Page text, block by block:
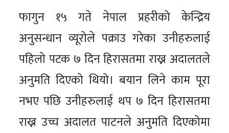
फागुन १५ गते नेपाल प्रहरीको केन्द्रिय
अनुसन्धान व्यूरोले पक्राउ गरेका उनीहरुलाई
पहिलो पटक ७ दिन हिरासतमा राख्न अदालतले
अनुमति दिएको थियो। बयान लिने काम पूरा
नभए पछि उनीहरुलाई थप ७ दिन हिरासतमा
राख्न उच्च अदालत पाटनले अनुमति दिएकोमा